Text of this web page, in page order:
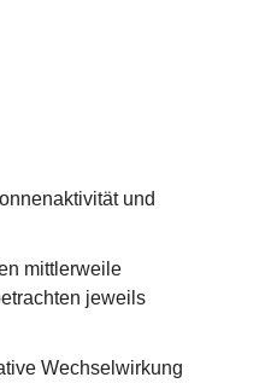
und
mittlerweile
jeweils
Wechselwirkung